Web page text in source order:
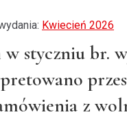
Kwiecień 2026
styczniu br.
z